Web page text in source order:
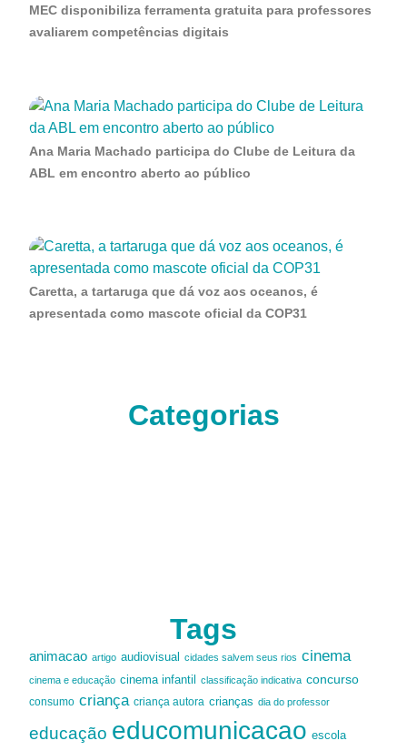
MEC disponibiliza ferramenta gratuita para professores
avaliarem competências digitais
Ana Maria Machado participa do Clube de Leitura da
ABL em encontro aberto ao público
Caretta, a tartaruga que dá voz aos oceanos, é
apresentada como mascote oficial da COP31
Categorias
Tags
animacao artigo audiovisual cidades salvem seus rios cinema
cinema e educação cinema infantil classificação indicativa concurso
consumo criança criança autora crianças dia do professor
educação educomunicacao escola